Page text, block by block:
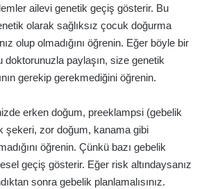
ailevi genetik geçiş gösterir. Bu
olarak sağlıksız çocuk doğurma
olup olmadığını öğrenin. Eğer böyle bir
paylaşın, size genetik
gerekip gerekmediğini öğrenin.
erken doğum, preeklampsi (gebelik
şekeri, zor doğum, kanama gibi
öğrenin. Çünkü bazı gebelik
geçiş gösterir. Eğer risk altındaysanız
sonra gebelik planlamalısınız.